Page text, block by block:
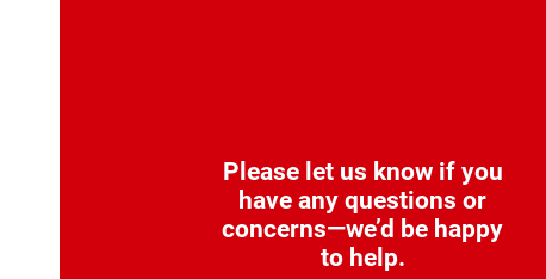
Please let us know if you
have any questions or
concerns—we’d be happy
to help.